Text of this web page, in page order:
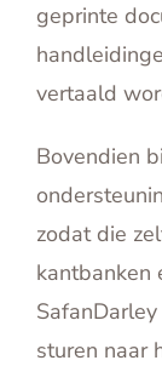
geprinte
vertaald
Bovendien
zodat die
kantbanken
sturen naar